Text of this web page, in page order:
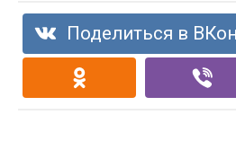
Поделиться в